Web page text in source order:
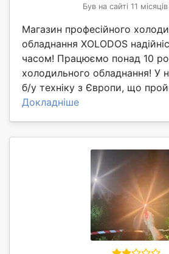
Був на сайті 11
Магазин професійного
обладнання XOLODOS
часом! Працюємо понад 10
холодильного обладнання! У
б/у техніку з Європи, що
Докладніше